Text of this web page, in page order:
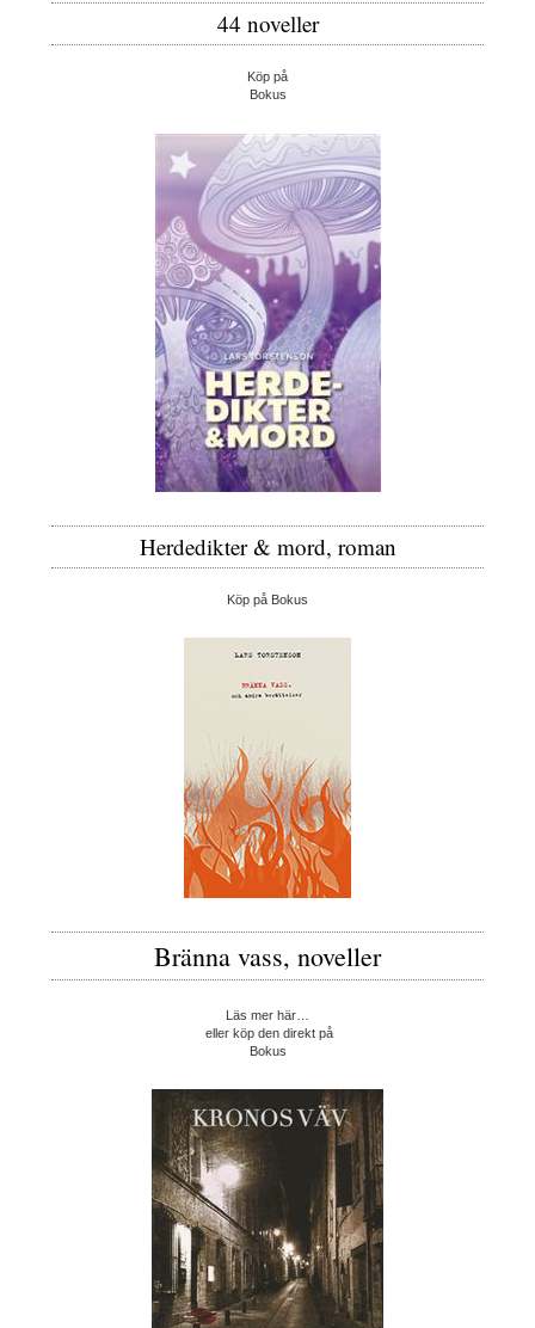
44 noveller
Köp på
Bokus
Herdedikter & mord, roman
Köp på Bokus
Bränna vass, noveller
Läs mer här…
eller köp den direkt på
Bokus